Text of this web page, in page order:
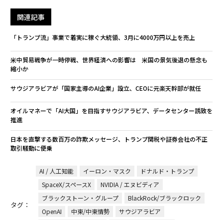
関連記事
「トランプ流」事業で着実に稼ぐ大統領、3月に4000万円以上を売上
米中貿易戦争が一時停戦、世界経済への影響は 米国の景気後退の懸念も
縮小か
サウジアラビアが「国家主導のAI企業」設立、CEOに元楽天幹部が就任
オイルマネーで「AI大国」を目指すサウジアラビア、データセンター誘致を
推進
日本を直撃する数百万の詐欺メッセージ、トランプ関税や証券会社の不正
取引騒動に便乗
タグ：
AI / 人工知能 イーロン・マスク
ドナルド・トランプ
SpaceX/スペースX
NVIDIA / エヌビディア
ブラックストーン・グループ
BlackRock/ブラックロック
OpenAI
中東/中東情勢
サウジアラビア